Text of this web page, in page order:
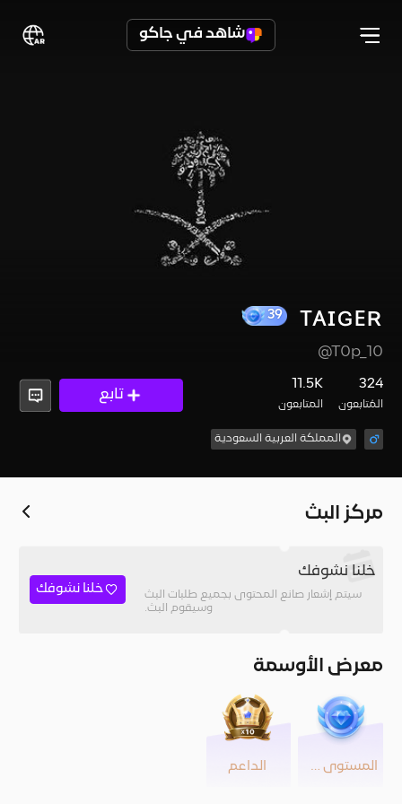
شاهد في جاكو
ᴛᴀɪɢᴇʀ
@T0p_10
324
المُتابعون
11.5K
المتابعون
تابع
المملكة العربية السعودية
مركز البث
خلنا نشوفك
سيتم إشعار صانع المحتوى بجميع طلبات البث
وسيقوم البث.
خلنا نشوفك
معرض الأوسمة
المستوى 39 الداعم